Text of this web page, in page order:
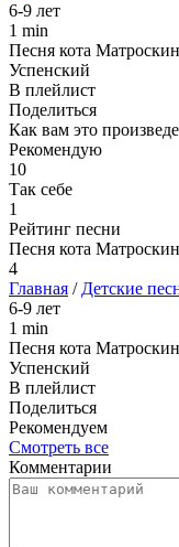
6-9 лет
1 min
Песня кота
Успенский
В плейлист
Поделиться
Как вам это
Рекомендую
10
Так себе
1
Рейтинг песни
Песня кота
4
Главная / Детские
6-9 лет
1 min
Песня кота
Успенский
В плейлист
Поделиться
Рекомендуем
Смотреть все
Комментарии